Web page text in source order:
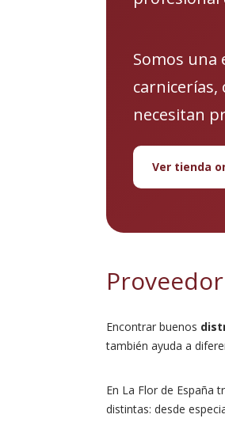
Somos una
necesitan
Ver tienda
Encontrar buenos
también ayuda a
En La Flor de España
distintas: desde